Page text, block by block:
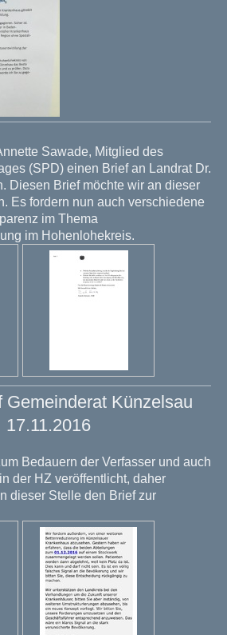
Sawade, Mitglied des
(SPD) einen Brief an Landrat Dr.
Diesen Brief möchte wir an dieser
Es fordern nun auch verschiedene
im Thema
im Hohenlohekreis.
Gemeinderat Künzelsau
17.11.2016
Bedauern der Verfasser und auch
der HZ veröffentlicht, daher
dieser Stelle den Brief zur